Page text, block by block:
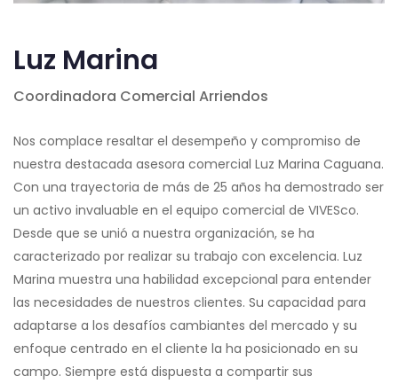
Luz Marina
Coordinadora Comercial Arriendos
Nos complace resaltar el desempeño y compromiso de
nuestra destacada asesora comercial Luz Marina Caguana.
Con una trayectoria de más de 25 años ha demostrado ser
un activo invaluable en el equipo comercial de VIVESco.
Desde que se unió a nuestra organización, se ha
caracterizado por realizar su trabajo con excelencia. Luz
Marina muestra una habilidad excepcional para entender
las necesidades de nuestros clientes. Su capacidad para
adaptarse a los desafíos cambiantes del mercado y su
enfoque centrado en el cliente la ha posicionado en su
campo. Siempre está dispuesta a compartir sus